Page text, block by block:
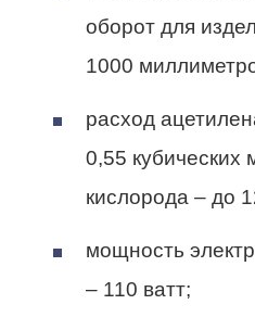
оборот для
1000
расход
0,55 кубических
кислорода – до
мощность
– 110 ватт;